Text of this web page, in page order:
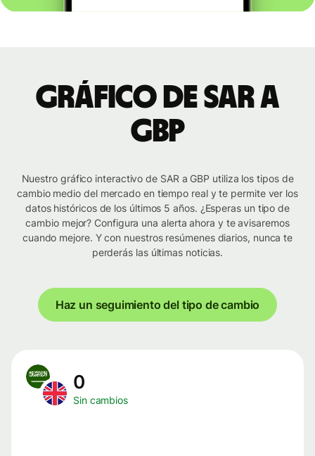
Gráfico de SAR a
GBP
Nuestro gráfico interactivo de SAR a GBP utiliza los tipos de
cambio medio del mercado en tiempo real y te permite ver los
datos históricos de los últimos 5 años. ¿Esperas un tipo de
cambio mejor? Configura una alerta ahora y te avisaremos
cuando mejore. Y con nuestros resúmenes diarios, nunca te
perderás las últimas noticias.
Haz un seguimiento del tipo de cambio
0
Sin cambios